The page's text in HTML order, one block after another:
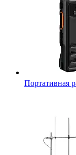
Портативная